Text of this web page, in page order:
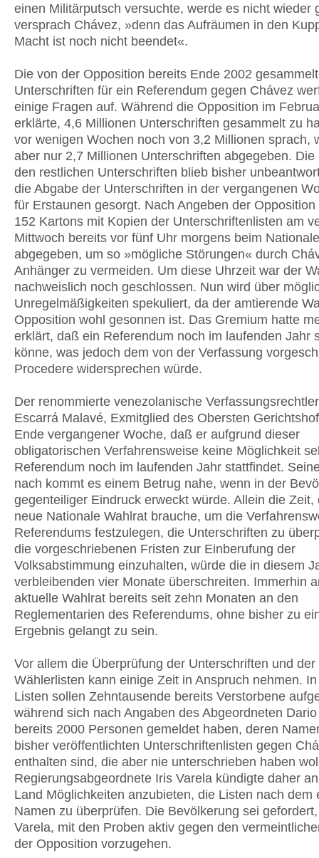
einen Militärputsch versuchte, werde es nicht wieder
versprach Chávez, »denn das Aufräumen in den
Macht ist noch nicht beendet«.
Die von der Opposition bereits Ende 2002
Unterschriften für ein Referendum gegen Chávez
einige Fragen auf. Während die Opposition im
erklärte, 4,6 Millionen Unterschriften gesammelt zu
vor wenigen Wochen noch von 3,2 Millionen sprach,
aber nur 2,7 Millionen Unterschriften abgegeben. Die
den restlichen Unterschriften blieb bisher
die Abgabe der Unterschriften in der vergangenen
für Erstaunen gesorgt. Nach Angeben der Opposition
152 Kartons mit Kopien der Unterschriftenlisten am
Mittwoch bereits vor fünf Uhr morgens beim
abgegeben, um so »mögliche Störungen« durch
Anhänger zu vermeiden. Um diese Uhrzeit war der
nachweislich noch geschlossen. Nun wird über
Unregelmäßigkeiten spekuliert, da der amtierende
Opposition wohl gesonnen ist. Das Gremium hatte
erklärt, daß ein Referendum noch im laufenden Jahr
könne, was jedoch dem von der Verfassung
Procedere widersprechen würde.
Der renommierte venezolanische
Escarrá Malavé, Exmitglied des Obersten
Ende vergangener Woche, daß er aufgrund dieser
obligatorischen Verfahrensweise keine Möglichkeit
Referendum noch im laufenden Jahr stattfindet.
nach kommt es einem Betrug nahe, wenn in der
gegenteiliger Eindruck erweckt würde. Allein die Zeit,
neue Nationale Wahlrat brauche, um die
Referendums festzulegen, die Unterschriften zu
die vorgeschriebenen Fristen zur Einberufung der
Volksabstimmung einzuhalten, würde die in diesem
verbleibenden vier Monate überschreiten. Immerhin
aktuelle Wahlrat bereits seit zehn Monaten an den
Reglementarien des Referendums, ohne bisher zu
Ergebnis gelangt zu sein.
Vor allem die Überprüfung der Unterschriften und der
Wählerlisten kann einige Zeit in Anspruch nehmen.
Listen sollen Zehntausende bereits Verstorbene
während sich nach Angaben des Abgeordneten
bereits 2000 Personen gemeldet haben, deren
bisher veröffentlichten Unterschriftenlisten gegen
enthalten sind, die aber nie unterschrieben haben
Regierungsabgeordnete Iris Varela kündigte daher
Land Möglichkeiten anzubieten, die Listen nach dem
Namen zu überprüfen. Die Bevölkerung sei
Varela, mit den Proben aktiv gegen den
der Opposition vorzugehen.